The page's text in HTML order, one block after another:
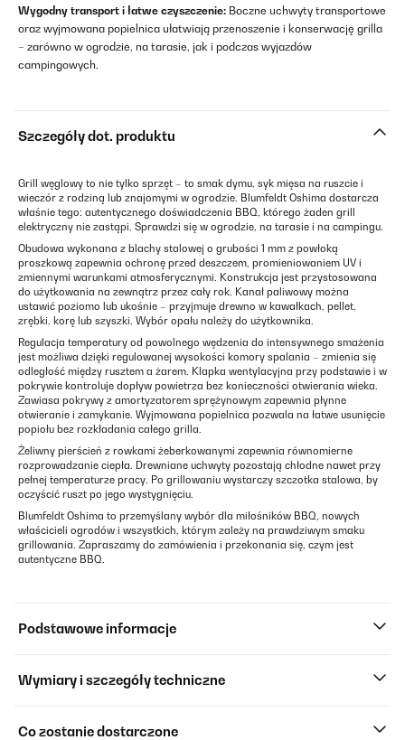
Wygodny transport i łatwe czyszczenie: Boczne uchwyty transportowe
oraz wyjmowana popielnica ułatwiają przenoszenie i konserwację grilla
– zarówno w ogrodzie, na tarasie, jak i podczas wyjazdów
campingowych.
Szczegóły dot. produktu
Grill węglowy to nie tylko sprzęt – to smak dymu, syk mięsa na ruszcie i
wieczór z rodziną lub znajomymi w ogrodzie. Blumfeldt Oshima dostarcza
właśnie tego: autentycznego doświadczenia BBQ, którego żaden grill
elektryczny nie zastąpi. Sprawdzi się w ogrodzie, na tarasie i na campingu.
Obudowa wykonana z blachy stalowej o grubości 1 mm z powłoką
proszkową zapewnia ochronę przed deszczem, promieniowaniem UV i
zmiennymi warunkami atmosferycznymi. Konstrukcja jest przystosowana
do użytkowania na zewnątrz przez cały rok. Kanał paliwowy można
ustawić poziomo lub ukośnie – przyjmuje drewno w kawałkach, pellet,
zrębki, korę lub szyszki. Wybór opału należy do użytkownika.
Regulacja temperatury od powolnego wędzenia do intensywnego smażenia
jest możliwa dzięki regulowanej wysokości komory spalania – zmienia się
odległość między rusztem a żarem. Klapka wentylacyjna przy podstawie i w
pokrywie kontroluje dopływ powietrza bez konieczności otwierania wieka.
Zawiasa pokrywy z amortyzatorem sprężynowym zapewnia płynne
otwieranie i zamykanie. Wyjmowana popielnica pozwala na łatwe usunięcie
popiołu bez rozkładania całego grilla.
Żeliwny pierścień z rowkami żeberkowanymi zapewnia równomierne
rozprowadzanie ciepła. Drewniane uchwyty pozostają chłodne nawet przy
pełnej temperaturze pracy. Po grillowaniu wystarczy szczotka stalowa, by
oczyścić ruszt po jego wystygnięciu.
Blumfeldt Oshima to przemyślany wybór dla miłośników BBQ, nowych
właścicieli ogrodów i wszystkich, którym zależy na prawdziwym smaku
grillowania. Zapraszamy do zamówienia i przekonania się, czym jest
autentyczne BBQ.
Podstawowe informacje
Wymiary i szczegóły techniczne
Co zostanie dostarczone